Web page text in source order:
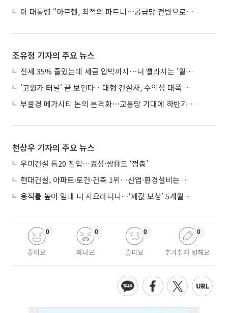
이 대통령 “아르헨, 최적의 파트너⋯공급망 전반으로 확대”
조유정 기자의 주요 뉴스
전세 35% 줄었는데 세금 압박까지⋯더 빨라지는 '월세화'
'고원가 터널' 끝 보인다…대형 건설사, 수익성 대폭 개선
부울경 메가시티 논의 본격화⋯교통망 기대에 하반기 분양시장 '주목'
천상우 기자의 주요 뉴스
우미건설 톱20 진입…효성·쌍용도 ‘껑충’
현대건설, 아파트·토건·건축 1위…산업·환경설비는 삼성E&A
용적률 높여 임대 더 지으라더니…‘제값 보상’ 5개월째 국회에 발목
좋아요
0
화나요
0
슬퍼요
0
추가취재 원해요
0